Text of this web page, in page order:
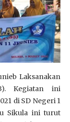
Laksanakan
Kegiatan ini
di SD Negeri 1
Sikula ini turut